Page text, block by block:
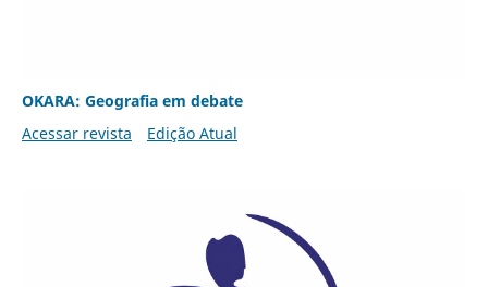
OKARA: Geografia em debate
Acessar revista
Edição Atual